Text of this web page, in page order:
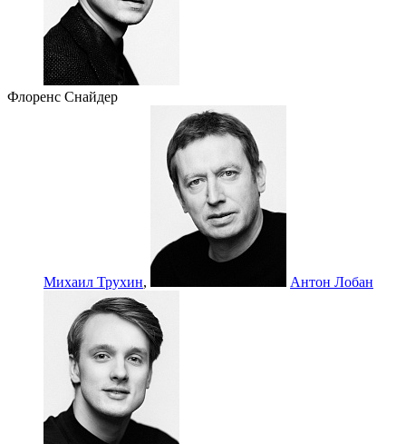
Флоренс Снайдер
Михаил Трухин, Антон Лобан